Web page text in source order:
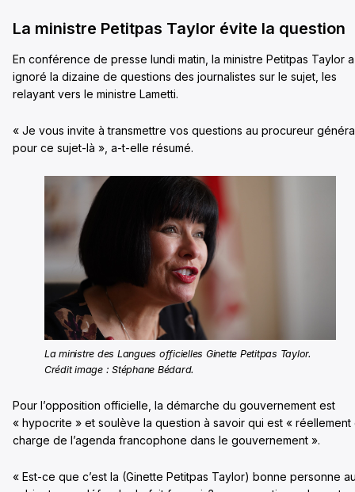
La ministre Petitpas Taylor évite la question
En conférence de presse lundi matin, la ministre Petitpas Taylor a
ignoré la dizaine de questions des journalistes sur le sujet, les
relayant vers le ministre Lametti.
« Je vous invite à transmettre vos questions au procureur
pour ce sujet-là », a-t-elle résumé.
La ministre des Langues officielles Ginette Petitpas Taylor.
Crédit image : Stéphane Bédard.
Pour l’opposition officielle, la démarche du gouvernement est
« hypocrite » et soulève la question à savoir qui est « réellement
charge de l’agenda francophone dans le gouvernement ».
« Est-ce que c’est la (Ginette Petitpas Taylor) bonne personne